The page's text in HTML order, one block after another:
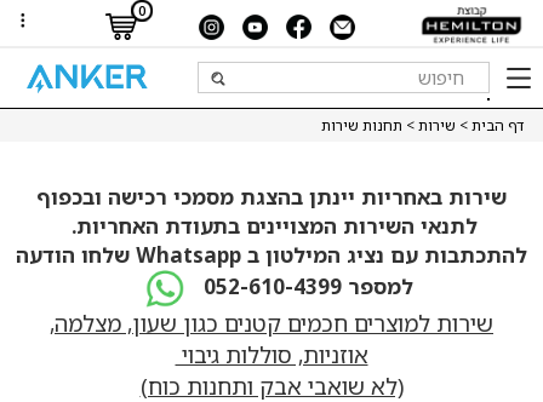
0
דף הבית> שירות> תחנות שירות
שירות באחריות יינתן בהצגת מסמכי רכישה ובכפוף
לתנאי השירות המצויינים בתעודת האחריות.
להתכתבות עם נציג המילטון ב Whatsapp שלחו הודעה
למספר 052-610-4399
שירות למוצרים חכמים קטנים כגון שעון, מצלמה,
אוזניות, סוללות גיבוי
(לא שואבי אבק ותחנות כוח)